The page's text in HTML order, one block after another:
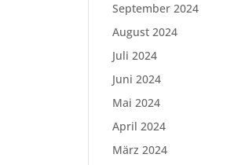
September 2024
August 2024
Juli 2024
Juni 2024
Mai 2024
April 2024
März 2024